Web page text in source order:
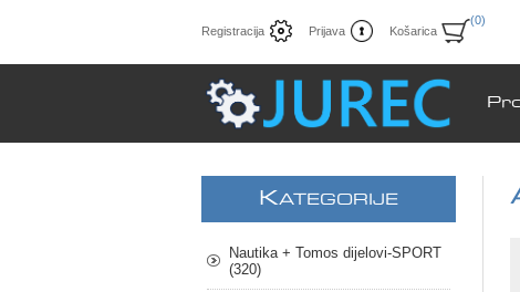
Registracija Prijava Košarica
(0)
KATEGORIJE
Nautika + Tomos dijelovi-SPORT
(320)